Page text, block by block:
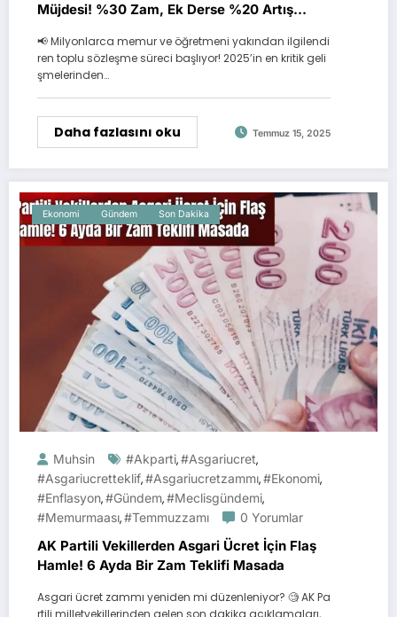
Müjdesi! %30 Zam, Ek Derse %20 Artış
📢 Milyonlarca memur ve öğretmeni yakından ilgilendi
ren toplu sözleşme süreci başlıyor! 2025’in en kritik geli
şmelerinden…
Daha fazlasını oku Temmuz 15, 2025
Ekonomi Gündem Son Dakika
Muhsin #akparti,#asgariucret,
#asgariucretteklif,#asgariucretzammı,#ekonomi,
#enflasyon,#gündem,#meclisgündemi,
#memurmaası,#temmuzzamı 0 Yorumlar
AK Partili Vekillerden Asgari Ücret İçin Flaş
Hamle! 6 Ayda Bir Zam Teklifi Masada
Asgari ücret zammı yeniden mi düzenleniyor? 🧐 AK Pa